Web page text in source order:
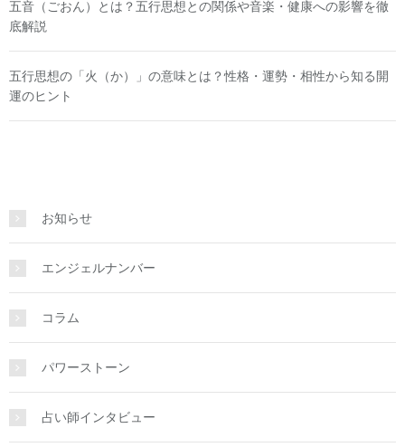
五音（ごおん）とは？五行思想との関係や音楽・健康への影響を徹
底解説
五行思想の「火（か）」の意味とは？性格・運勢・相性から知る開
運のヒント
お知らせ
エンジェルナンバー
コラム
パワーストーン
占い師インタビュー